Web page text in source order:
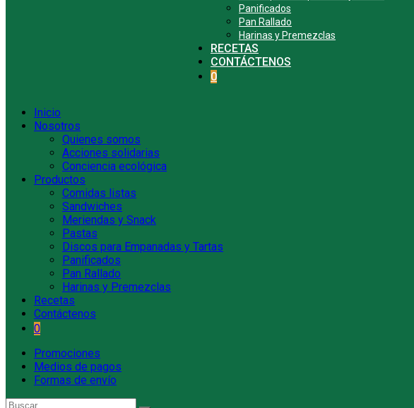
Panificados
Pan Rallado
Harinas y Premezclas
RECETAS
CONTÁCTENOS
0
Inicio
Nosotros
Quienes somos
Acciones solidarias
Conciencia ecológica
Productos
Comidas listas
Sandwiches
Meriendas y Snack
Pastas
Discos para Empanadas y Tartas
Panificados
Pan Rallado
Harinas y Premezclas
Recetas
Contáctenos
0
Promociones
Medios de pagos
Formas de envío